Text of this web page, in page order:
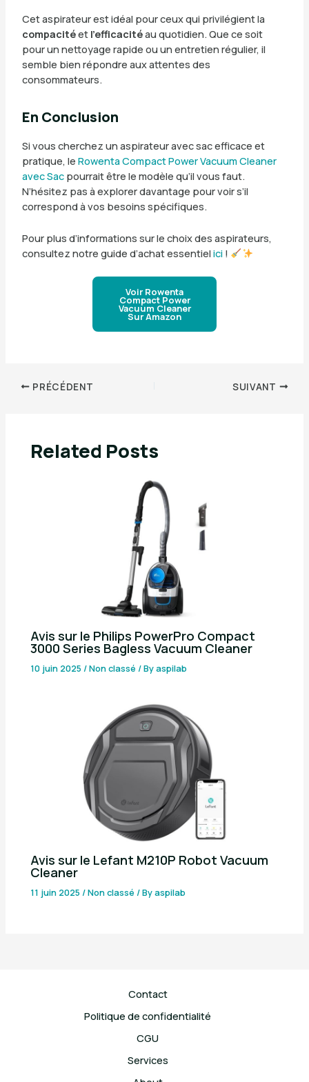
Cet aspirateur est idéal pour ceux qui privilégient la
compacitéet l’efficacitéau quotidien. Que ce soit
pour un nettoyage rapide ou un entretien régulier, il
semble bien répondre aux attentes des
consommateurs.
En Conclusion
Si vous cherchez un aspirateur avec sac efficace et
pratique, le Rowenta Compact Power Vacuum Cleaner
avec Sacpourrait être le modèle qu’il vous faut.
N’hésitez pas à explorer davantage pour voir s’il
correspond à vos besoins spécifiques.
Pour plus d’informations sur le choix des aspirateurs,
consultez notre guide d’achat essentiel ici!
Voir Rowenta
Compact Power
Vacuum Cleaner
Sur Amazon
PRÉCÉDENT SUIVANT
Related Posts
Avis sur le Philips PowerPro Compact
3000 Series Bagless Vacuum Cleaner
10 juin 2025/Non classé / Byaspilab
Avis sur le Lefant M210P Robot Vacuum
Cleaner
11 juin 2025/Non classé / Byaspilab
Contact
Politique de confidentialité
CGU
Services